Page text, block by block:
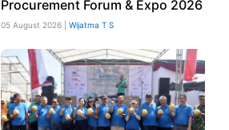
Procurement Forum & Expo 2026
05 August 2026 | Wijatma T S